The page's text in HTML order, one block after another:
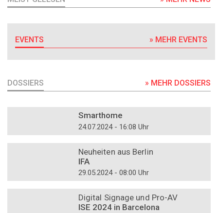
EVENTS » MEHR EVENTS
DOSSIERS » MEHR DOSSIERS
Smarthome
24.07.2024 - 16:08 Uhr
Neuheiten aus Berlin
IFA
29.05.2024 - 08:00 Uhr
Digital Signage und Pro-AV
ISE 2024 in Barcelona